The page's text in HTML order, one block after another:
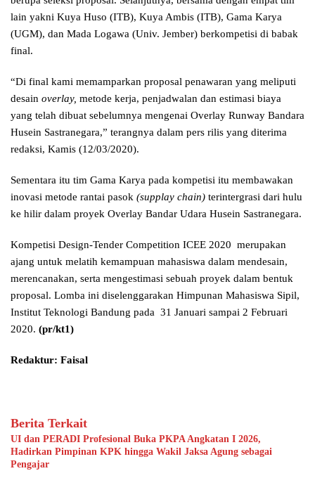
lain yakni Kuya Huso (ITB), Kuya Ambis (ITB), Gama Karya
(UGM), dan Mada Logawa (Univ. Jember) berkompetisi di babak
final.
“Di final kami memamparkan proposal penawaran yang meliputi
desain overlay, metode kerja, penjadwalan dan estimasi biaya
yang telah dibuat sebelumnya mengenai Overlay Runway Bandara
Husein Sastranegara,” terangnya dalam pers rilis yang diterima
redaksi, Kamis (12/03/2020).
Sementara itu tim Gama Karya pada kompetisi itu membawakan
inovasi metode rantai pasok (supplay chain) terintergrasi dari hulu
ke hilir dalam proyek Overlay Bandar Udara Husein Sastranegara.
Kompetisi Design-Tender Competition ICEE 2020 merupakan
ajang untuk melatih kemampuan mahasiswa dalam mendesain,
merencanakan, serta mengestimasi sebuah proyek dalam bentuk
proposal. Lomba ini diselenggarakan Himpunan Mahasiswa Sipil,
Institut Teknologi Bandung pada 31 Januari sampai 2 Februari
2020. (pr/kt1)
Redaktur: Faisal
Berita Terkait
UI dan PERADI Profesional Buka PKPA Angkatan I 2026,
Hadirkan Pimpinan KPK hingga Wakil Jaksa Agung sebagai
Pengajar